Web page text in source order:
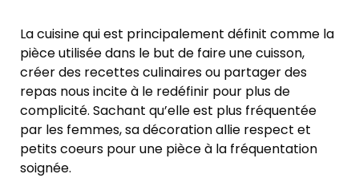
La cuisine qui est principalement définit comme la
pièce utilisée dans le but de faire une cuisson,
créer des recettes culinaires ou partager des
repas nous incite à le redéfinir pour plus de
complicité. Sachant qu’elle est plus fréquentée
par les femmes, sa décoration allie respect et
petits coeurs pour une pièce à la fréquentation
soignée.